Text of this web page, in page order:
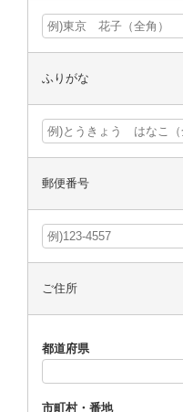
ふりがな
郵便番号
ご住所
都道府県
市町村・番地